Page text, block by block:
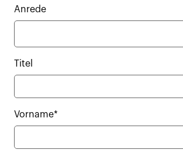
Anrede
Titel
Vorname*